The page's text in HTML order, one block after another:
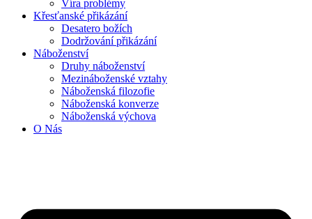
Víra problémy
Křesťanské přikázání
Desatero božích
Dodržování přikázání
Náboženství
Druhy náboženství
Mezináboženské vztahy
Náboženská filozofie
Náboženská konverze
Náboženská výchova
O Nás